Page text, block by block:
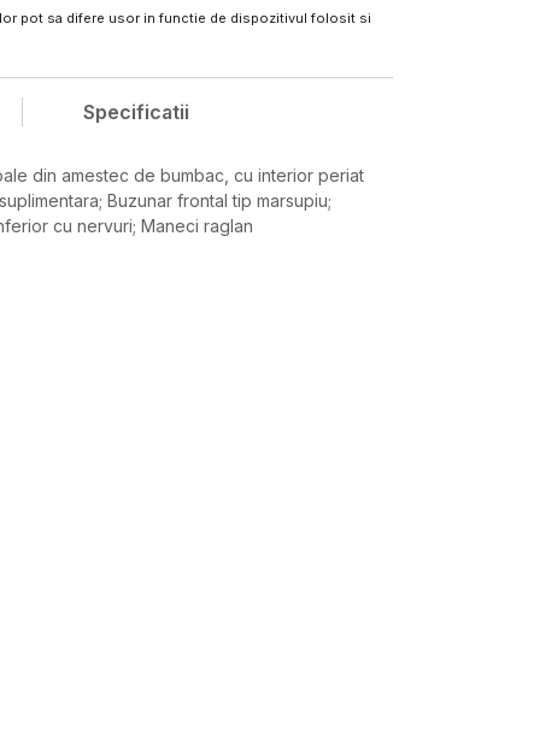
pot sa difere usor in functie de dispozitivul folosit si
Specificatii
din amestec de bumbac, cu interior periat
Buzunar frontal tip marsupiu;
cu nervuri; Maneci raglan